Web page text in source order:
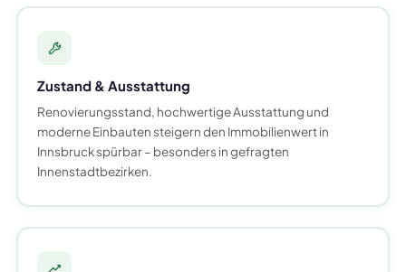
Zustand & Ausstattung
Renovierungsstand, hochwertige Ausstattung und
moderne Einbauten steigern den Immobilienwert in
Innsbruck spürbar – besonders in gefragten
Innenstadtbezirken.